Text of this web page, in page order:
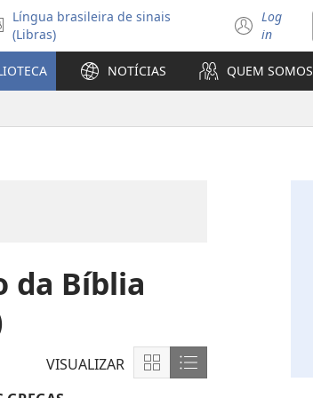
o
idioma
Língua brasileira de sinais
(Libras)
Log
in
(abre
nova
janela)
NOTÍCIAS QUEM SOMOS
da Bíblia
VISUALIZAR
MostrarMostrar